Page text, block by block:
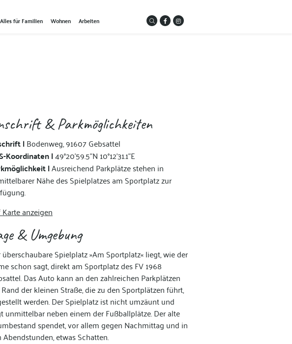
Alles für Familien Wohnen Arbeiten
& Parkmöglichkeiten
|Bodenweg, 91607 Gebsattel
Koordinaten |49°20'59.5"N 10°12'31.1"E
|Ausreichend Parkplätze stehen in
Nähe des Spielplatzes am Sportplatz zur
anzeigen
& Umgebung
überschaubare Spielplatz »Am Sportplatz« liegt, wie der
schon sagt, direkt am Sportplatz des FV 1968
Das Auto kann an den zahlreichen Parkplätzen
der kleinen Straße, die zu den Sportplätzen führt,
werden. Der Spielplatz ist nicht umzäunt und
unmittelbar neben einem der Fußballplätze. Der alte
spendet, vor allem gegen Nachmittag und in
Abendstunden, etwas Schatten.